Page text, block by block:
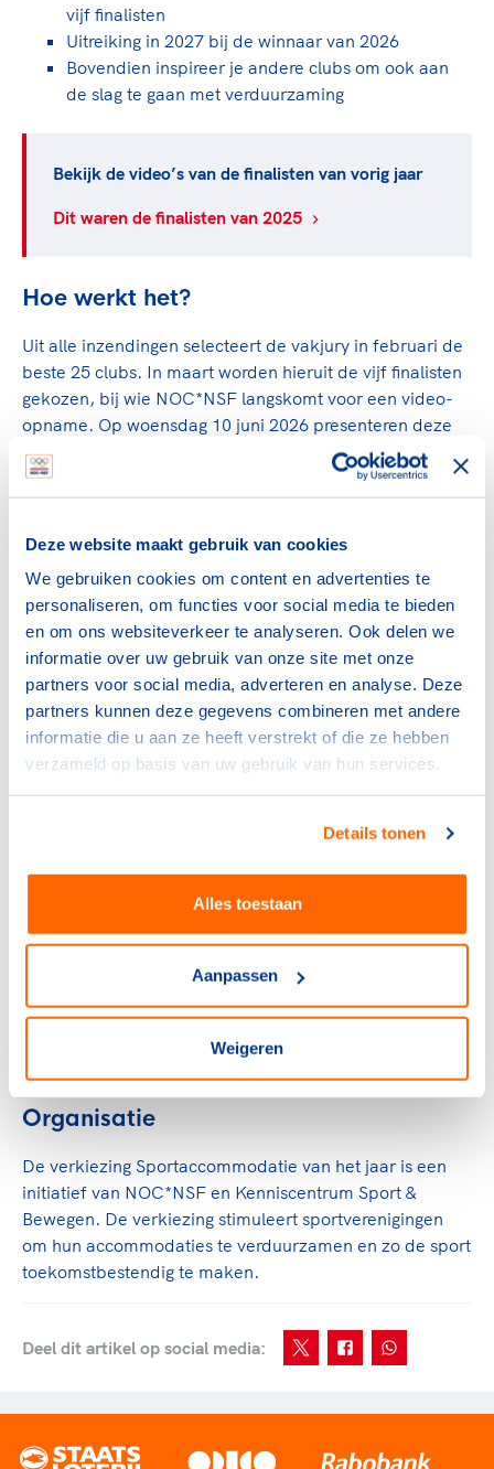
Deze website maakt gebruik van cookies
We gebruiken cookies om content en advertenties te
personaliseren, om functies voor social media te bieden
en om ons websiteverkeer te analyseren. Ook delen we
informatie over uw gebruik van onze site met onze
partners voor social media, adverteren en analyse. Deze
partners kunnen deze gegevens combineren met andere
informatie die u aan ze heeft verstrekt of die ze hebben
verzameld op basis van uw gebruik van hun services.
Details tonen
Alles toestaan
Aanpassen
Weigeren
Lees verder
vijf finalisten
Uitreiking in 2027 bij de winnaar van 2026
Bovendien inspireer je andere clubs om ook aan
de slag te gaan met verduurzaming
Bekijk de video’s van de finalisten van vorig jaar
Dit waren de finalisten van 2025
Hoe werkt het?
Uit alle inzendingen selecteert de vakjury in februari de
beste 25 clubs. In maart worden hieruit de vijf finalisten
gekozen, bij wie NOC*NSF langskomt voor een video-
opname. Op woensdag 10 juni 2026 presenteren deze
finalisten hun accommodatie tijdens de feestelijke
finaleavond op het sportpark van de vorige winnaar,
Multifunctionele Accommodatie ‘t Doesgoor (Goor).
Criteria
Inzendingen worden beoordeeld op vijf thema’s:
Duurzame energie: Hoe wordt energie bespaard,
wat wordt duurzaam opgewekt en vindt er opslag
beheerd en welke materialen worden hergebruikt?
genomen voor biodiversiteit, klimaatadaptatie en
optimaal gebruikt voor verschillende sporten,
activiteiten en andere maatschappelijke
Communicatie: Hoe zijn leden en bezoekers
geïnformeerd over en betrokken bij
duurzaamheidsinitiatieven?
Organisatie
De verkiezing Sportaccommodatie van het jaar is een
initiatief van NOC*NSF en Kenniscentrum Sport &
Bewegen. De verkiezing stimuleert sportverenigingen
om hun accommodaties te verduurzamen en zo de sport
toekomstbestendig te maken.
Deel dit artikel op social media: